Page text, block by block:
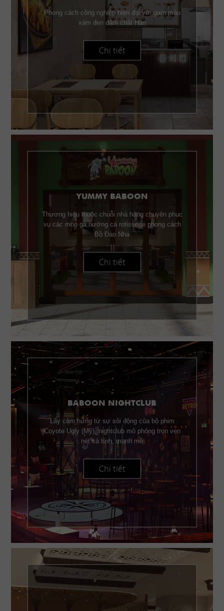
Phong cách công nghiệp hiện đại với gam màu
xám đen đậm chất Hàn
Chi tiết
YUMMY BABOON
Thương hiệu thuộc chuỗi nhà hàng chuyên phục
vụ các món gà nướng cà rotisserie phong cách
Bồ Đào Nha
Chi tiết
BABOON NIGHTCLUB
Lấy cảm hứng từ sự sôi động của bộ phim
Coyote Ugly (Mỹ), nightclub mô phỏng trọn vẹn
nét cá tính, mạnh mẽ
Chi tiết